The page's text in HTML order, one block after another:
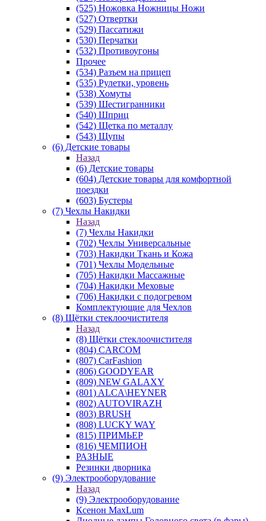
(525) Ножовка Ножницы Ножи
(527) Отвертки
(529) Пассатижи
(530) Перчатки
(532) Противоугоны
Прочее
(534) Разъем на прицеп
(535) Рулетки, уровень
(538) Хомуты
(539) Шестигранники
(540) Шприц
(542) Щетка по металлу
(543) Щупы
(6) Детские товары
Назад
(6) Детские товары
(604) Детские товары для комфортной
поездки
(603) Бустеры
(7) Чехлы Накидки
Назад
(7) Чехлы Накидки
(702) Чехлы Универсальные
(703) Накидки Ткань и Кожа
(701) Чехлы Модельные
(705) Накидки Массажные
(704) Накидки Меховые
(706) Накидки с подогревом
Комплектующие для Чехлов
(8) Щётки стеклоочистителя
Назад
(8) Щётки стеклоочистителя
(804) CARCOM
(807) CarFashion
(806) GOODYEAR
(809) NEW GALAXY
(801) ALCA\HEYNER
(802) AUTOVIRAZH
(803) BRUSH
(808) LUCKY WAY
(815) ПРИМЬЕР
(816) ЧЕМПИОН
РАЗНЫЕ
Резинки дворника
(9) Электрооборудование
Назад
(9) Электрооборудование
Ксенон MaxLum